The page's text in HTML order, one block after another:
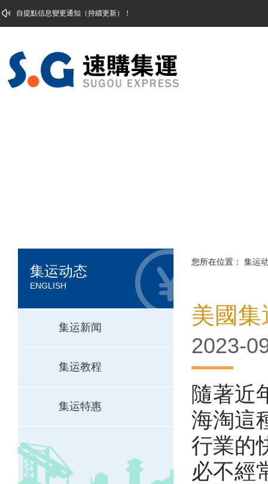
自提點信息變更通知（持續更新）！
集运动态
ENGLISH
集运新闻
集运教程
集运特惠
您所在位置： 集运
美國
2023-
隨著近
海淘這
行業的
必不經